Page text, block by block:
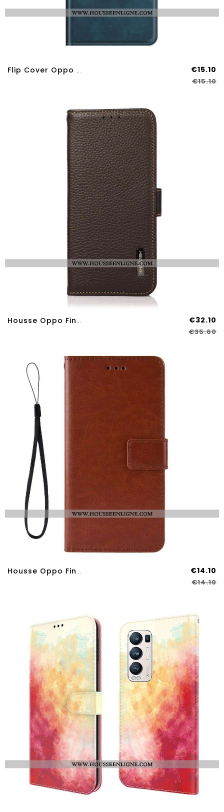
Flip Cover Oppo Find X3 Neo Effet Cuir Silky Touch €15.10
€15.10
Housse Oppo Find X3 Neo Cuir Litchi KHAZNEH RFID €32.10
€35.60
Housse Oppo Find X3 Neo Simili Cuir Flashy €14.10
€14.10